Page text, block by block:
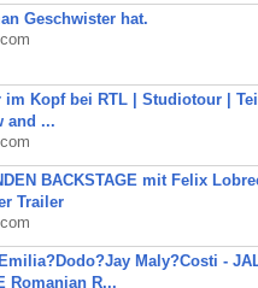
Geschwister hat.
im Kopf bei RTL | Studiotour |
and ...
BACKSTAGE mit Felix
Trailer
Maly?Costi -
Romanian R...